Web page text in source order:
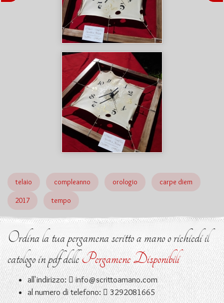
telaio compleanno orologio carpe diem
2017 tempo
Ordina la tua pergamena scritto a mano o richiedi il
catologo in pdf dellePergamene Disponibili
all'indirizzo: info@scrittoamano.com
al numero di telefono:
3292081665